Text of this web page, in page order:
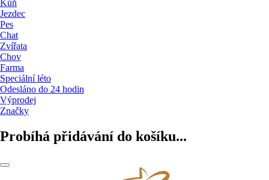
Kůň
Jezdec
Pes
Chat
Zvířata
Chov
Farma
Speciální léto
Odesláno do 24 hodin
Výprodej
Značky
Probíhá přidávání do košíku...